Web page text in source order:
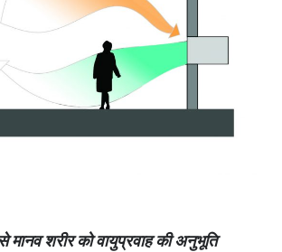
मानव शरीर को वायुप्रवाह की अनुभूति